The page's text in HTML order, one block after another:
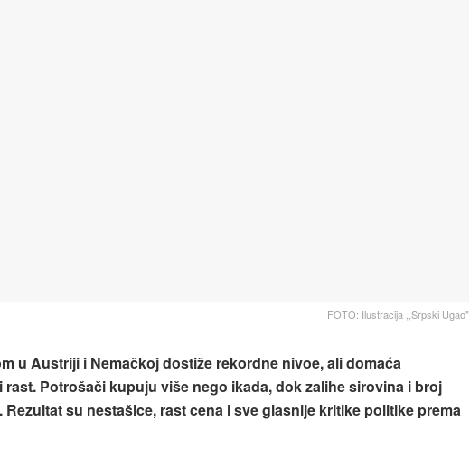
FOTO: Ilustracija ,,Srpski Ugao"
u Austriji i Nemačkoj dostiže rekordne nivoe, ali domaća
Potrošači kupuju više nego ikada, dok zalihe sirovina i broj
su nestašice, rast cena i sve glasnije kritike politike prema